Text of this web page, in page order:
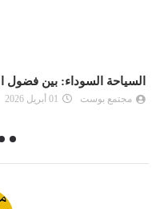
السياحة السوداء: بين فضول
مجتمع بوست 01 أبريل 2026